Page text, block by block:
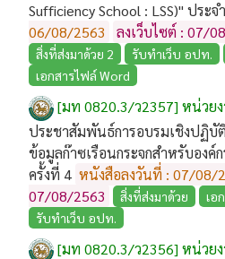
Sufficiency School : LSS)" ประจ
06/08/2563
ลงเว็บไซต์ : 07/
สิ่งที่ส่งมาด้วย 2
รับทำเว็บ อปท.
เอกสารไฟล์ Word
[มท 0820.3/ว2357] หน่วยง
ประชาสัมพันธ์การอบรมเชิงปฏิบั
ข้อมูลก๊าซเรือนกระจกสำหรับองค์
ครั้งที่ 4 หนังสือลงวันที่ : 07/08/
07/08/2563
สิ่งที่ส่งมาด้วย
เอ
รับทำเว็บ อปท.
[มท 0820.3/ว2356] หน่วยง